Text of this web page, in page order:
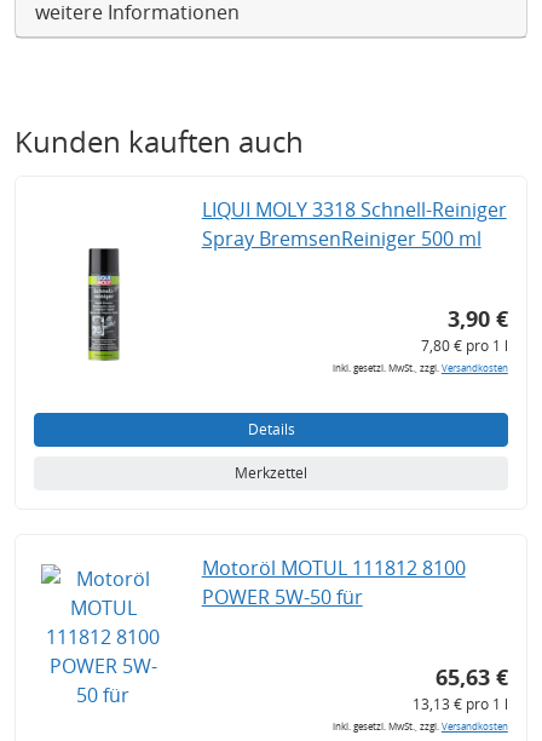
weitere Informationen
Kunden kauften auch
LIQUI MOLY 3318 Schnell-Reiniger
Spray BremsenReiniger 500 ml
3,90 €
7,80 € pro 1 l
inkl. gesetzl. MwSt., zzgl.Versandkosten
Details
Merkzettel
Motoröl MOTUL 111812 8100
POWER 5W-50 für
65,63 €
13,13 € pro 1 l
inkl. gesetzl. MwSt., zzgl.Versandkosten